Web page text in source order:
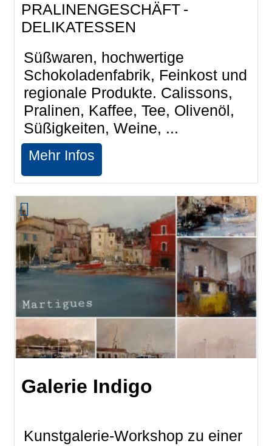
PRALINENGESCHÄFT
DELIKATESSEN
Süßwaren, hochwertige
Schokoladenfabrik, Feinkost und
regionale Produkte. Calissons,
Pralinen, Kaffee, Tee, Olivenöl,
Süßigkeiten, Weine, ...
Mehr Infos
Galerie Indigo
Kunstgalerie-Workshop zu einer